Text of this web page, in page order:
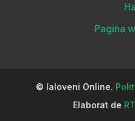
Pagina
© Ialoveni Online.
Elaborat de